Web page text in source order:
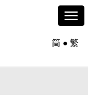
简 ● 繁